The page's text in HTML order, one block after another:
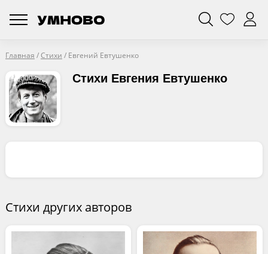
Главная /Стихи / Евгений Евтушенко
Стихи Евгения Евтушенко
Стихи других авторов